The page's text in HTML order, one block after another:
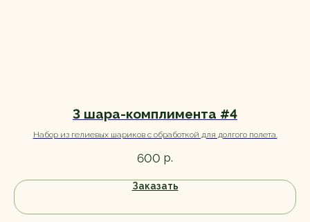
3 шара-комплимента #4
Набор из гелиевых шариков с обработкой для долгого полета.
600 р.
Заказать